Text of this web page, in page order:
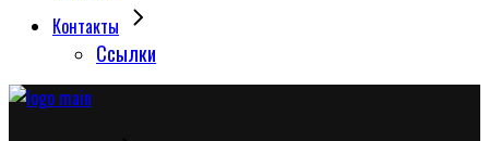
Контакты
Сcылки